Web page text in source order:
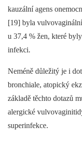
kauzální agens
[19] byla
u 37,4 % žen, které
infekci.
Neméně důležitý je i
bronchiale, atopický
základě těchto dotazů
alergické
superinfekce.